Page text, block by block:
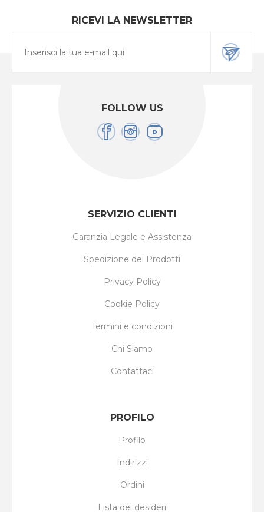
RICEVI LA NEWSLETTER
FOLLOW US
SERVIZIO CLIENTI
Garanzia Legale e Assistenza
Spedizione dei Prodotti
Privacy Policy
Cookie Policy
Termini e condizioni
Chi Siamo
Contattaci
PROFILO
Profilo
Indirizzi
Ordini
Lista dei desideri